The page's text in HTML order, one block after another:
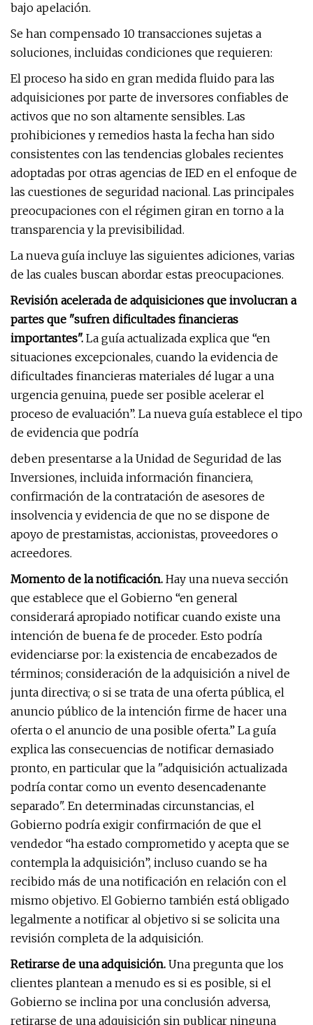
bajo apelación.
Se han compensado 10 transacciones sujetas a
soluciones, incluidas condiciones que requieren:
El proceso ha sido en gran medida fluido para las
adquisiciones por parte de inversores confiables de
activos que no son altamente sensibles. Las
prohibiciones y remedios hasta la fecha han sido
consistentes con las tendencias globales recientes
adoptadas por otras agencias de IED en el enfoque de
las cuestiones de seguridad nacional. Las principales
preocupaciones con el régimen giran en torno a la
transparencia y la previsibilidad.
La nueva guía incluye las siguientes adiciones, varias
de las cuales buscan abordar estas preocupaciones.
Revisión acelerada de adquisiciones que involucran a
partes que "sufren dificultades financieras
importantes". La guía actualizada explica que “en
situaciones excepcionales, cuando la evidencia de
dificultades financieras materiales dé lugar a una
urgencia genuina, puede ser posible acelerar el
proceso de evaluación”. La nueva guía establece el tipo
de evidencia que podría
deben presentarse a la Unidad de Seguridad de las
Inversiones, incluida información financiera,
confirmación de la contratación de asesores de
insolvencia y evidencia de que no se dispone de
apoyo de prestamistas, accionistas, proveedores o
acreedores.
Momento de la notificación. Hay una nueva sección
que establece que el Gobierno “en general
considerará apropiado notificar cuando existe una
intención de buena fe de proceder. Esto podría
evidenciarse por: la existencia de encabezados de
términos; consideración de la adquisición a nivel de
junta directiva; o si se trata de una oferta pública, el
anuncio público de la intención firme de hacer una
oferta o el anuncio de una posible oferta.” La guía
explica las consecuencias de notificar demasiado
pronto, en particular que la "adquisición actualizada
podría contar como un evento desencadenante
separado". En determinadas circunstancias, el
Gobierno podría exigir confirmación de que el
vendedor “ha estado comprometido y acepta que se
contempla la adquisición”, incluso cuando se ha
recibido más de una notificación en relación con el
mismo objetivo. El Gobierno también está obligado
legalmente a notificar al objetivo si se solicita una
revisión completa de la adquisición.
Retirarse de una adquisición. Una pregunta que los
clientes plantean a menudo es si es posible, si el
Gobierno se inclina por una conclusión adversa,
retirarse de una adquisición sin publicar ninguna